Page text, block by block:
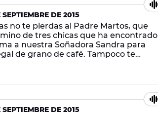
DE 2015
no te pierdas al Padre Martos, que
de tres chicas que ha encontrado
a nuestra Soñadora Sandra para
de grano de café. Tampoco te
DE 2015